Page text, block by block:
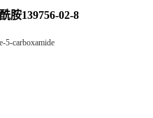
胺139756-02-8
5-carboxamide